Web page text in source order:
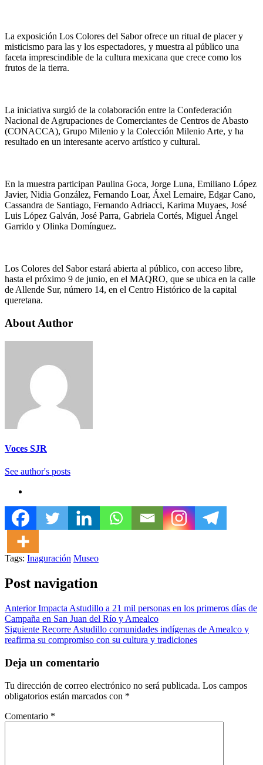
La exposición Los Colores del Sabor ofrece un ritual de placer y
misticismo para las y los espectadores, y muestra al público una
faceta imprescindible de la cultura mexicana que crece como los
frutos de la tierra.
La iniciativa surgió de la colaboración entre la Confederación
Nacional de Agrupaciones de Comerciantes de Centros de Abasto
(CONACCA), Grupo Milenio y la Colección Milenio Arte, y ha
resultado en un interesante acervo artístico y cultural.
En la muestra participan Paulina Goca, Jorge Luna, Emiliano López
Javier, Nidia González, Fernando Loar, Áxel Lemaire, Edgar Cano,
Cassandra de Santiago, Fernando Adriacci, Karima Muyaes, José
Luis López Galván, José Parra, Gabriela Cortés, Miguel Ángel
Garrido y Olinka Domínguez.
Los Colores del Sabor estará abierta al público, con acceso libre,
hasta el próximo 9 de junio, en el MAQRO, que se ubica en la calle
de Allende Sur, número 14, en el Centro Histórico de la capital
queretana.
About Author
Voces SJR
See author's posts
Tags: Inaguración Museo
Post navigation
AnteriorImpacta Astudillo a 21 mil personas en los primeros días de
Campaña en San Juan del Río y Amealco
Siguiente Recorre Astudillo comunidades indígenas de Amealco y
reafirma su compromiso con su cultura y tradiciones
Deja un comentario
Tu dirección de correo electrónico no será publicada. Los campos
obligatorios están marcados con *
Comentario *